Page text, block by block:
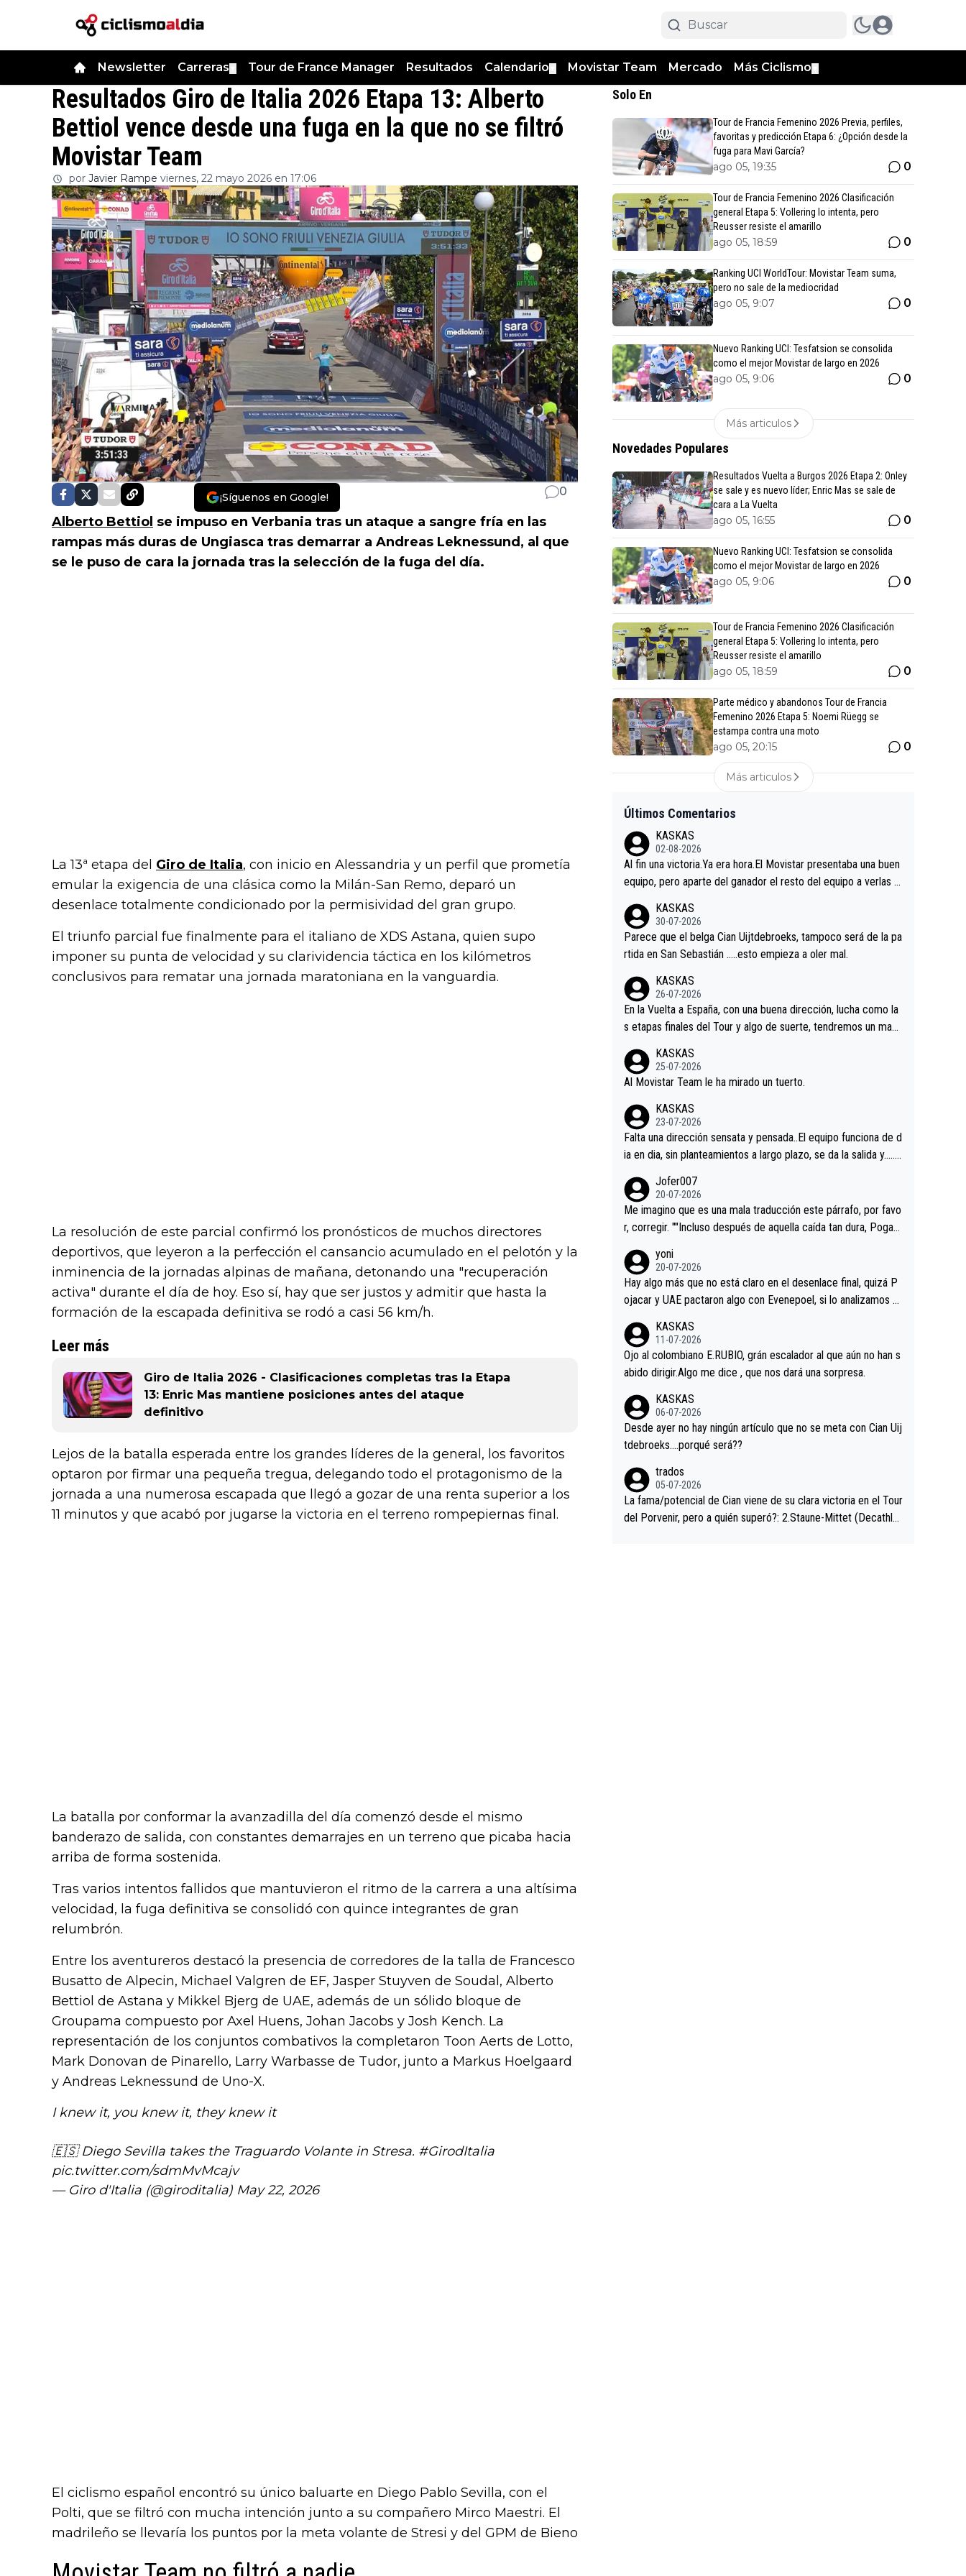
Newsletter Carreras Tour de France Manager Resultados Calendario Movistar Team Mercado Más Ciclismo
Resultados Giro de Italia 2026 Etapa 13: Alberto
Bettiol vence desde una fuga en la que no se filtró
Movistar Team
por Javier Rampe viernes, 22 mayo 2026 en 17:06
¡Síguenos en Google! 0
Alberto Bettiol se impuso en Verbania tras un ataque a sangre fría en las
rampas más duras de Ungiasca tras demarrar a Andreas Leknessund, al que
se le puso de cara la jornada tras la selección de la fuga del día.
La 13ª etapa del Giro de Italia, con inicio en Alessandria y un perfil que prometía
emular la exigencia de una clásica como la Milán-San Remo, deparó un
desenlace totalmente condicionado por la permisividad del gran grupo.
El triunfo parcial fue finalmente para el italiano de XDS Astana, quien supo
imponer su punta de velocidad y su clarividencia táctica en los kilómetros
conclusivos para rematar una jornada maratoniana en la vanguardia.
La resolución de este parcial confirmó los pronósticos de muchos directores
deportivos, que leyeron a la perfección el cansancio acumulado en el pelotón y la
inminencia de la jornadas alpinas de mañana, detonando una "recuperación
activa" durante el día de hoy. Eso sí, hay que ser justos y admitir que hasta la
formación de la escapada definitiva se rodó a casi 56 km/h.
Leer más
Giro de Italia 2026 - Clasificaciones completas tras la Etapa
13: Enric Mas mantiene posiciones antes del ataque
definitivo
Lejos de la batalla esperada entre los grandes líderes de la general, los favoritos
optaron por firmar una pequeña tregua, delegando todo el protagonismo de la
jornada a una numerosa escapada que llegó a gozar de una renta superior a los
11 minutos y que acabó por jugarse la victoria en el terreno rompepiernas final.
La batalla por conformar la avanzadilla del día comenzó desde el mismo
banderazo de salida, con constantes demarrajes en un terreno que picaba hacia
arriba de forma sostenida.
Tras varios intentos fallidos que mantuvieron el ritmo de la carrera a una altísima
velocidad, la fuga definitiva se consolidó con quince integrantes de gran
relumbrón.
Entre los aventureros destacó la presencia de corredores de la talla de Francesco
Busatto de Alpecin, Michael Valgren de EF, Jasper Stuyven de Soudal, Alberto
Bettiol de Astana y Mikkel Bjerg de UAE, además de un sólido bloque de
Groupama compuesto por Axel Huens, Johan Jacobs y Josh Kench. La
representación de los conjuntos combativos la completaron Toon Aerts de Lotto,
Mark Donovan de Pinarello, Larry Warbasse de Tudor, junto a Markus Hoelgaard
y Andreas Leknessund de Uno-X.
I knew it, you knew it, they knew it
🇪🇸 Diego Sevilla takes the Traguardo Volante in Stresa. #GirodItalia
pic.twitter.com/sdmMvMcajv
— Giro d'Italia (@giroditalia) May 22, 2026
El ciclismo español encontró su único baluarte en Diego Pablo Sevilla, con el
Polti, que se filtró con mucha intención junto a su compañero Mirco Maestri. El
madrileño se llevaría los puntos por la meta volante de Stresi y del GPM de Bieno
Solo En
Tour de Francia Femenino 2026 Previa, perfiles,
favoritas y predicción Etapa 6: ¿Opción desde la
fuga para Mavi García?
ago 05, 19:35 0
Tour de Francia Femenino 2026 Clasificación
general Etapa 5: Vollering lo intenta, pero
Reusser resiste el amarillo
ago 05, 18:59 0
Ranking UCI WorldTour: Movistar Team suma,
pero no sale de la mediocridad
ago 05, 9:07 0
Nuevo Ranking UCI: Tesfatsion se consolida
como el mejor Movistar de largo en 2026
ago 05, 9:06 0
Más articulos
Novedades Populares
Resultados Vuelta a Burgos 2026 Etapa 2: Onley
se sale y es nuevo líder; Enric Mas se sale de
cara a La Vuelta
ago 05, 16:55 0
Nuevo Ranking UCI: Tesfatsion se consolida
como el mejor Movistar de largo en 2026
ago 05, 9:06 0
Tour de Francia Femenino 2026 Clasificación
general Etapa 5: Vollering lo intenta, pero
Reusser resiste el amarillo
ago 05, 18:59 0
Parte médico y abandonos Tour de Francia
Femenino 2026 Etapa 5: Noemi Rüegg se
estampa contra una moto
ago 05, 20:15 0
Más articulos
Últimos Comentarios
KASKAS
02-08-2026
Al fin una victoria.Ya era hora.El Movistar presentaba una buen
equipo, pero aparte del ganador el resto del equipo a verlas v
es.La única buena noticia es la mejoría de Enric Más en San S
ebastian.Si en la Vuelta a Burgos sigue la mejoría, podríamos t
ener alguna sorpresa en la Vuelta.Ojalá.
KASKAS
30-07-2026
Parece que el belga Cian Uijtdebroeks, tampoco será de la pa
rtida en San Sebastián …..esto empieza a oler mal.
KASKAS
26-07-2026
En la Vuelta a España, con una buena dirección, lucha como la
s etapas finales del Tour y algo de suerte, tendremos un magn
KASKAS
25-07-2026
Al Movistar Team le ha mirado un tuerto.
KASKAS
23-07-2026
Falta una dirección sensata y pensada..El equipo funciona de d
ia en dia, sin planteamientos a largo plazo, se da la salida y…..v
a, Minguez, Velez etc etc.Me da pena vivir estos momentos t
an tristes sin victorias.
Jofer007
20-07-2026
Me imagino que es una mala traducción este párrafo, por favo
r, corregir. ""Incluso después de aquella caída tan dura, Pogac
rd permaneció pegado a su rueda. Parecía increíble la forma
en la que era capaz de controlar el miedo", recordó."
yoni
20-07-2026
Hay algo más que no está claro en el desenlace final, quizá P
ojacar y UAE pactaron algo con Evenepoel, si lo analizamos P
casi sin pedalear, luego está el saludo con Evenepoel dándose
la mano de una manera muy fraternal, más allá de los típicos t
oques en el hombro con que saludaba a Vingegard. Ahí hubo u
o aprieta, a ver si por querer poner a Del Toro con calzador e
n posición de podio UAE y Pojacar se van complicar el tour.
KASKAS
11-07-2026
Ojo al colombiano E.RUBIO, grán escalador al que aún no han s
abido dirigir.Algo me dice , que nos dará una sorpresa.
KASKAS
06-07-2026
Desde ayer no hay ningún artículo que no se meta con Cian Uij
tdebroeks….porqué será??
trados
05-07-2026
La fama/potencial de Cian viene de su clara victoria en el Tour
del Porvenir, pero a quién superó?: 2.Staune-Mittet (Decathlo